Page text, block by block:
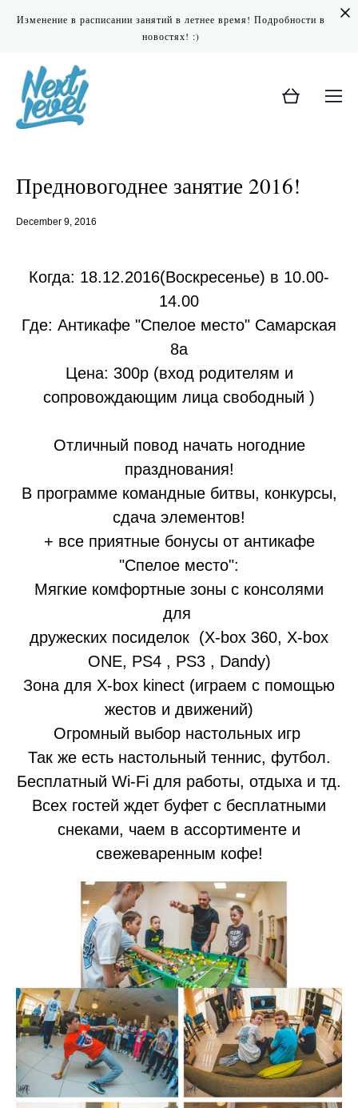
Изменение в расписании занятий в летнее время! Подробности в
новостях! :)
Предновогоднее занятие 2016!
December 9, 2016
Когда: 18.12.2016(Воскресенье) в 10.00-
14.00
Где: Антикафе "Спелое место" Самарская
8а
Цена: 300р (вход родителям и
сопровождающим лица свободный )
Отличный повод начать ногодние
празднования!
В программе командные битвы, конкурсы,
сдача элементов!
+ все приятные бонусы от антикафе
"Спелое место":
Мягкие комфортные зоны с консолями
для
дружеских посиделок (X-box 360, X-box
ONE, PS4 , PS3 , Dandy)
Зона для X-box kinect (играем с помощью
жестов и движений)
Огромный выбор настольных игр
Так же есть настольный теннис, футбол.
Бесплатный Wi-Fi для работы, отдыха и тд.
Всех гостей ждет буфет с бесплатными
снеками, чаем в ассортименте и
свежеваренным кофе!